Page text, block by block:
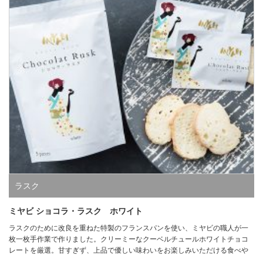
ラスク
ミヤビ ショコラ・ラスク ホワイト
ラスクのために改良を重ねた特製のフランスパンを使い、ミヤビの職人が一
枚一枚手作業で作りました。クリーミーなクーベルチュールホワイトチョコ
レートを厳選。甘すぎず、上品で優しい味わいをお楽しみいただける食べや